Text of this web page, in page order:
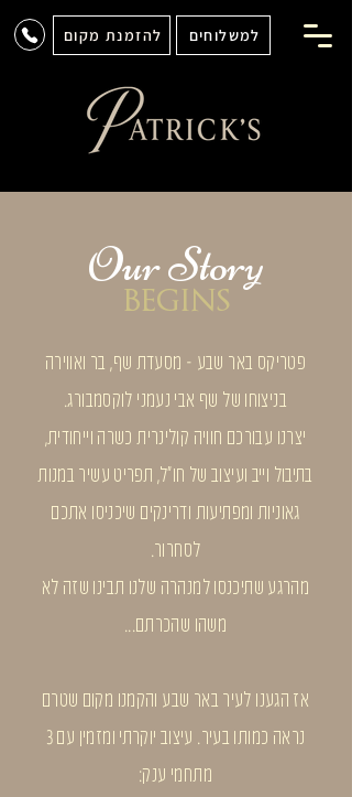
להזמנת מקום למשלוחים
Our Story
begins
פטריקס באר שבע - מסעדת שף, בר ואווירה
בניצוחו של שף אבי נעמני לוקסמבורג.
יצרנו עבורכם חוויה קולינרית כשרה וייחודית,
בתיבול וייב ועיצוב של חו״ל, תפריט עשיר במנות
גאוניות ומפתיעות ודרינקים שיכניסו אתכם
לסחרור.
מהרגע שתיכנסו למנהרה שלנו תבינו שזה לא
משהו שהכרתם...
אז הגענו לעיר באר שבע והקמנו מקום שטרם
נראה כמותו בעיר. עיצוב יוקרתי ומזמין עם 3
מתחמי ענק: